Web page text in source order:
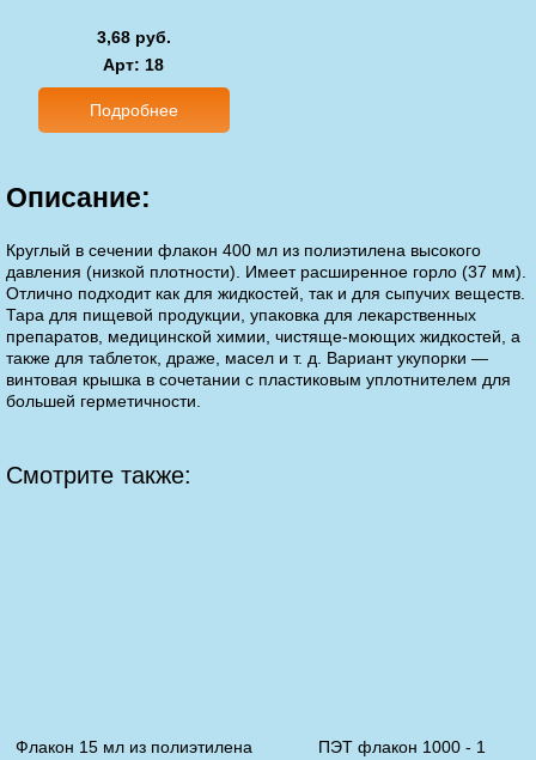
3,68 руб.
Арт: 18
Подробнее
Описание:
Круглый в сечении флакон 400 мл из полиэтилена высокого
давления (низкой плотности). Имеет расширенное горло (37 мм).
Отлично подходит как для жидкостей, так и для сыпучих веществ.
Тара для пищевой продукции, упаковка для лекарственных
препаратов, медицинской химии, чистяще-моющих жидкостей, а
также для таблеток, драже, масел и т. д. Вариант укупорки —
винтовая крышка в сочетании с пластиковым уплотнителем для
большей герметичности.
Смотрите также:
Флакон 15 мл из полиэтилена ПЭТ флакон 1000 - 1